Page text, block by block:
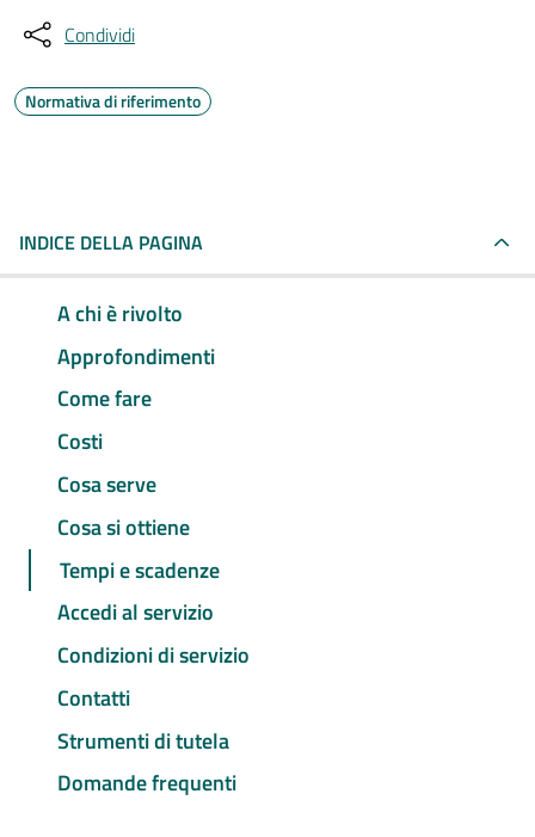
Condividi
Normativa di riferimento
INDICE DELLA PAGINA
A chi è rivolto
Approfondimenti
Come fare
Costi
Cosa serve
Cosa si ottiene
Tempi e scadenze
Accedi al servizio
Condizioni di servizio
Contatti
Strumenti di tutela
Domande frequenti